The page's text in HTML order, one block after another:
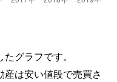
グラフです。
は安い値段で売買さ